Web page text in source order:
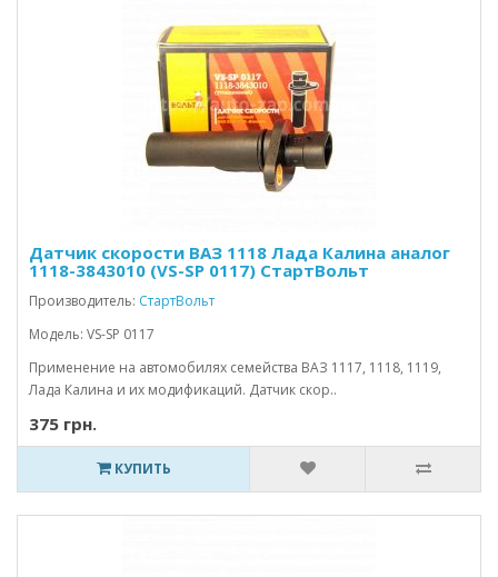
Датчик скорости ВАЗ 1118 Лада Калина аналог
1118-3843010 (VS-SP 0117) СтартВольт
Производитель: СтартВольт
Модель: VS-SP 0117
Применение на автомобилях семейства ВАЗ 1117, 1118, 1119,
Лада Калина и их модификаций. Датчик скор..
375 грн.
КУПИТЬ